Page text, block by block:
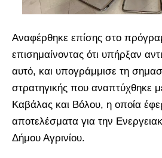
Αναφέρθηκε επίσης στο
επισημαίνοντας ότι υπήρξαν
αυτό, και υπογράμμισε τη
στρατηγικής που αναπτύχθηκε
Καβάλας και Βόλου, η οποία
αποτελέσματα για την
Δήμου Αγρινίου.